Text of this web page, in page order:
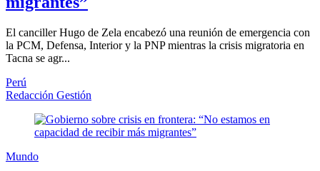
El canciller Hugo de Zela encabezó una reunión de emergencia con
la PCM, Defensa, Interior y la PNP mientras la crisis migratoria en
Tacna se agr...
Perú
Redacción Gestión
Mundo